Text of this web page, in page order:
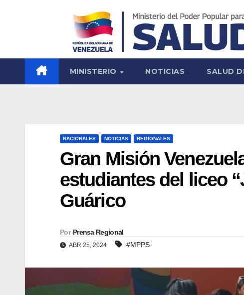
MINISTERIO NOTICIAS SALUD
NACIONALES NOTICIAS REGIONALES
Gran Misión
estudiantes del liceo
Guárico
Por Prensa Regional
ABR 25, 2024 #MPPS